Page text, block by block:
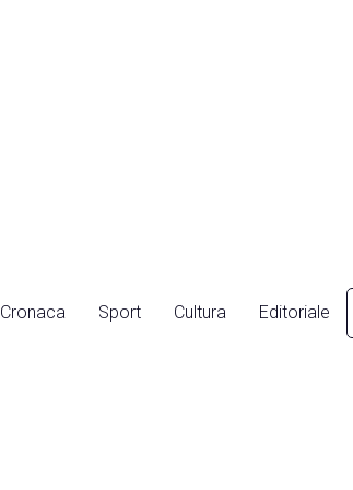
Cronaca Sport Cultura Editoriale